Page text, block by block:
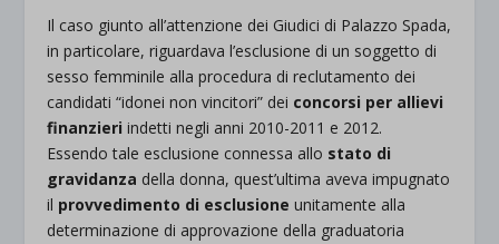
Il caso giunto all’attenzione dei Giudici di Palazzo Spada,
in particolare, riguardava l’esclusione di un soggetto di
sesso femminile alla procedura di reclutamento dei
candidati “idonei non vincitori” dei concorsi per allievi
finanzieri indetti negli anni 2010-2011 e 2012.
Essendo tale esclusione connessa allo stato di
gravidanza della donna, quest’ultima aveva impugnato
il provvedimento di esclusione unitamente alla
determinazione di approvazione della graduatoria